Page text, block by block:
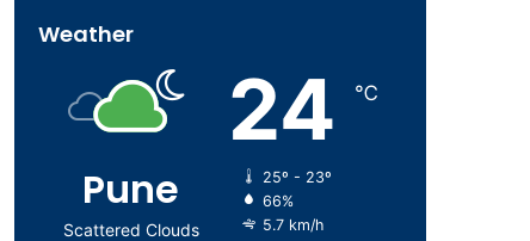
Weather
Pune
Scattered Clouds
24 ℃
25º - 23º
66%
5.7 km/h